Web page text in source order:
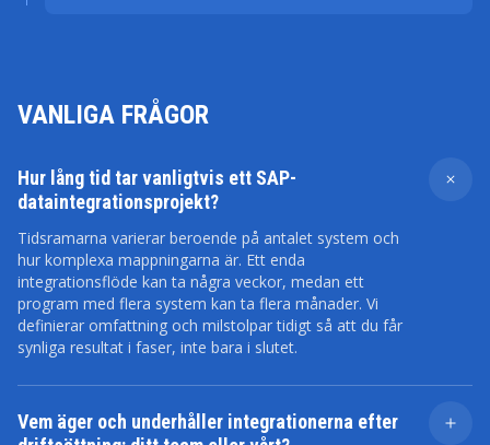
VANLIGA FRÅGOR
Hur lång tid tar vanligtvis ett SAP-
dataintegrationsprojekt?
Tidsramarna varierar beroende på antalet system och
hur komplexa mappningarna är. Ett enda
integrationsflöde kan ta några veckor, medan ett
program med flera system kan ta flera månader. Vi
definierar omfattning och milstolpar tidigt så att du får
synliga resultat i faser, inte bara i slutet.
Vem äger och underhåller integrationerna efter